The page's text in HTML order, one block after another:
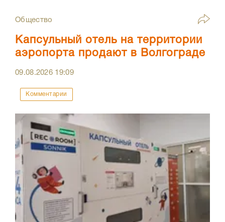
Общество
Капсульный отель на территории
аэропорта продают в Волгограде
09.08.2026 19:09
Комментарии